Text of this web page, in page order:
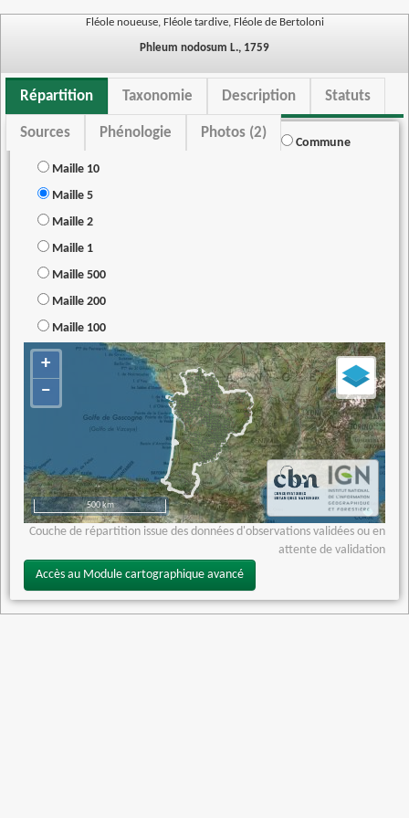
Fléole noueuse, Fléole tardive, Fléole de Bertoloni
Phleum nodosum L., 1759
Répartition Taxonomie Description Statuts
Sources Phénologie Photos (2)
Commune
Maille 10
Maille 5
Maille 2
Maille 1
Maille 500
Maille 200
Maille 100
+
−
500 km
Couche de répartition issue des données d'observations validées ou en
attente de validation
Accès au Module cartographique avancé